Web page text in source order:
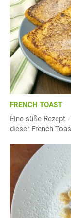
FRENCH TOAST
Eine süße Rezept
dieser French